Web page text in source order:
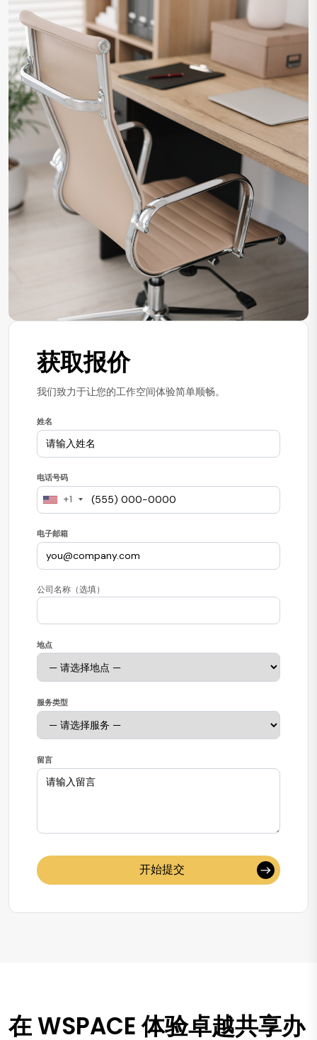
获取报价
我们致力于让您的工作空间体验简单顺畅。
姓名
电话号码
+1
电子邮箱
公司名称（选填）
地点
服务类型
留言
在 WSPACE 体验卓越共享办